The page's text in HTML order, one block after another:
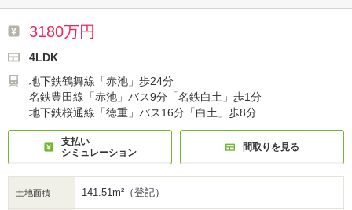
3180万円
4LDK
地下鉄鶴舞線「赤池」歩24分
名鉄豊田線「赤池」バス9分「名鉄白土」歩1分
地下鉄桜通線「徳重」バス16分「白土」歩8分
支払い
シミュレーション
間取りを見る
土地面積 141.51m²（登記）